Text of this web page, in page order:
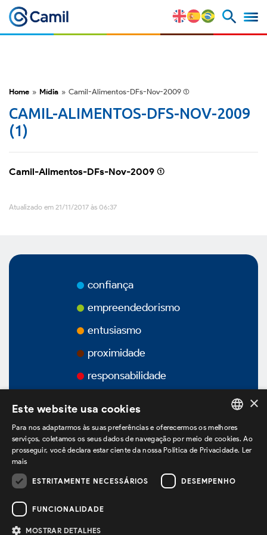
Nossas Marcas
Estratégia e Vantagens
Fatores de Risco
M&A e Mercado de Capitais
Vídeos
Governança Corporativa
Home » Mídia » Camil-Alimentos-DFs-Nov-2009 (1)
CAMIL-ALIMENTOS-DFS-NOV-2009
(1)
Camil-Alimentos-DFs-Nov-2009 (1)
Atualizado em 21/11/2017 às 06:37
confiança
empreendedorismo
entusiasmo
proximidade
responsabilidade
estamos no LinkedIn
PORTUGUESE
×
Este website usa cookies
Para nos adaptarmos às suas preferências e oferecermos os melhores
serviços, coletamos os seus dados de navegação por meio de cookies. Ao
prosseguir, você declara estar ciente da nossa Política de Privacidade. Ler
mais
ESTRITAMENTE NECESSÁRIOS DESEMPENHO
FUNCIONALIDADE
MOSTRAR DETALHES